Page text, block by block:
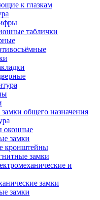
к глазкам
таблички
общего назначения
оконные
замки
кронштейны
замки
и
замки
замки